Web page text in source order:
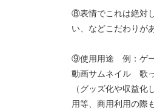
⑧表情でこれは絶対
い、などこだわりが
⑨使用用途 例：ゲ
動画サムネイル 歌
（グッズ化や収益
用等、商用利用の際